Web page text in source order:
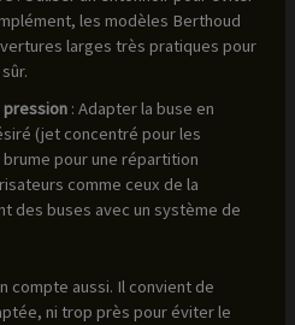
les modèles Berthoud
larges très pratiques pour
pression: Adapter la buse en
(jet concentré pour les
pour une répartition
comme ceux de la
des buses avec un système de
compte aussi. Il convient de
ni trop près pour éviter le